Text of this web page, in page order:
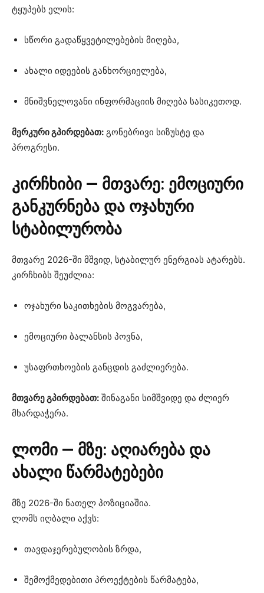
ტყუპებს ელის:
სწორი გადაწყვეტილებების მიღება,
ახალი იდეების განხორციელება,
მნიშვნელოვანი ინფორმაციის მიღება სასიკეთოდ.
მერკური გპირდებათ: გონებრივი სიზუსტე და
პროგრესი.
კირჩხიბი — მთვარე: ემოციური
განკურნება და ოჯახური
სტაბილურობა
მთვარე 2026-ში მშვიდ, სტაბილურ ენერგიას ატარებს.
კირჩხიბს შეუძლია:
ოჯახური საკითხების მოგვარება,
ემოციური ბალანსის პოვნა,
უსაფრთხოების განცდის გაძლიერება.
მთვარე გპირდებათ: შინაგანი სიმშვიდე და ძლიერ
მხარდაჭერა.
ლომი — მზე: აღიარება და
ახალი წარმატებები
მზე 2026-ში ნათელ პოზიციაშია.
ლომს იღბალი აქვს:
თავდაჯერებულობის ზრდა,
შემოქმედებითი პროექტების წარმატება,